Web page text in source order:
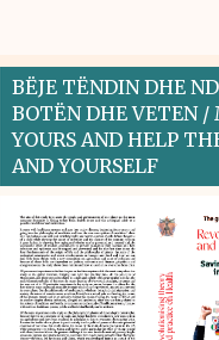
BËJE TËNDIN DHE
BOTËN DHE VETEN /
YOURS AND HELP
AND YOURSELF